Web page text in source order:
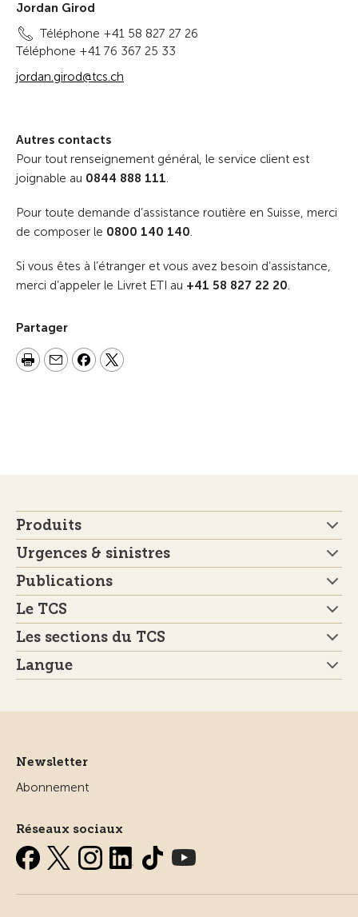
Jordan Girod
Téléphone +41 58 827 27 26
Téléphone +41 76 367 25 33
jordan.girod@tcs.ch
Autres contacts
Pour tout renseignement général, le service client est
joignable au 0844 888 111.
Pour toute demande d’assistance routière en Suisse, merci
de composer le 0800 140 140.
Si vous êtes à l’étranger et vous avez besoin d’assistance,
merci d’appeler le Livret ETI au +41 58 827 22 20.
Partager
Produits
Urgences & sinistres
Publications
Le TCS
Les sections du TCS
Langue
Newsletter
Abonnement
Réseaux sociaux